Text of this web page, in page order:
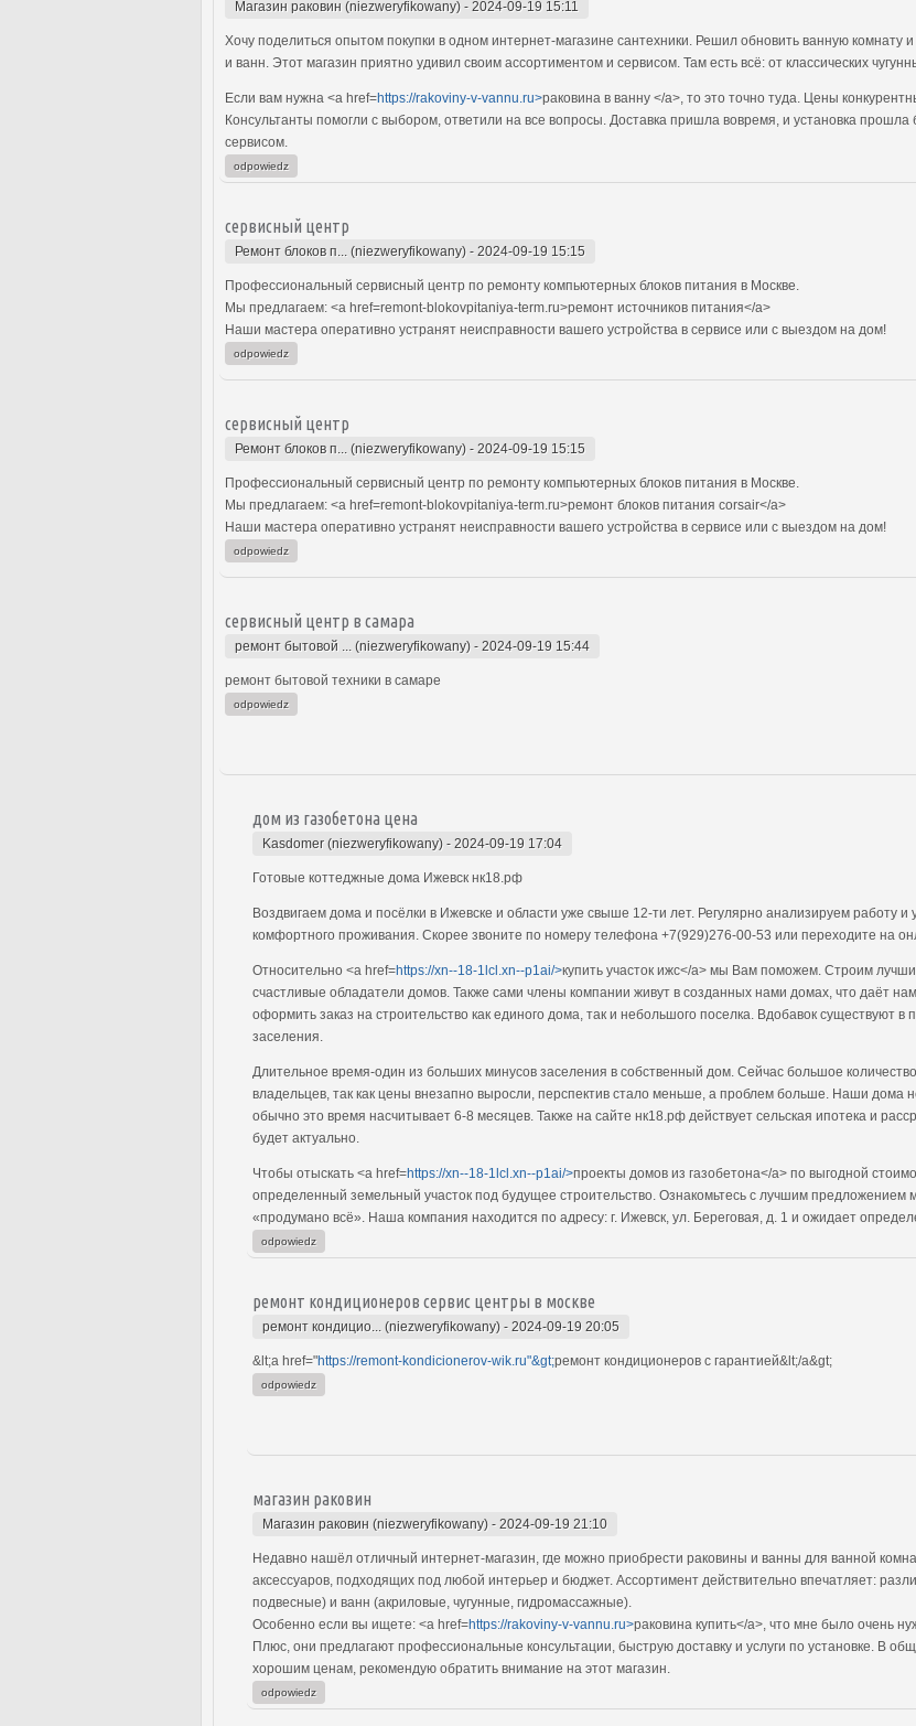
Магазин раковин (niezweryfikowany) - 2024-09-19 15:11
Хочу поделиться опытом покупки в одном интернет-магазине сантехники. Решил обновить ванную комнату
и ванн. Этот магазин приятно удивил своим ассортиментом и сервисом. Там есть всё: от классических
Если вам нужна <a href=https://rakoviny-v-vannu.ru>раковина в ванну </a>, то это точно туда. Цены
Консультанты помогли с выбором, ответили на все вопросы. Доставка пришла вовремя, и установка
сервисом.
odpowiedz
сервисный центр
Ремонт блоков п... (niezweryfikowany) - 2024-09-19 15:15
Профессиональный сервисный центр по ремонту компьютерных блоков питания в Москве.
Мы предлагаем: <a href=remont-blokovpitaniya-term.ru>ремонт источников питания</a>
Наши мастера оперативно устранят неисправности вашего устройства в сервисе или с выездом на дом!
odpowiedz
сервисный центр
Ремонт блоков п... (niezweryfikowany) - 2024-09-19 15:15
Профессиональный сервисный центр по ремонту компьютерных блоков питания в Москве.
Мы предлагаем: <a href=remont-blokovpitaniya-term.ru>ремонт блоков питания corsair</a>
Наши мастера оперативно устранят неисправности вашего устройства в сервисе или с выездом на дом!
odpowiedz
сервисный центр в самара
ремонт бытовой ... (niezweryfikowany) - 2024-09-19 15:44
ремонт бытовой техники в самаре
odpowiedz
дом из газобетона цена
Kasdomer (niezweryfikowany) - 2024-09-19 17:04
Готовые коттеджные дома Ижевск нк18.рф
Воздвигаем дома и посёлки в Ижевске и области уже свыше 12-ти лет. Регулярно анализируем работу
комфортного проживания. Скорее звоните по номеру телефона +7(929)276-00-53 или переходите на
Относительно <a href=https://xn--18-1lcl.xn--p1ai/>купить участок ижс</a> мы Вам поможем. Строим
счастливые обладатели домов. Также сами члены компании живут в созданных нами домах, что даёт
оформить заказ на строительство как единого дома, так и небольшого поселка. Вдобавок существуют
заселения.
Длительное время-один из больших минусов заселения в собственный дом. Сейчас большое
владельцев, так как цены внезапно выросли, перспектив стало меньше, а проблем больше. Наши дома
обычно это время насчитывает 6-8 месяцев. Также на сайте нк18.рф действует сельская ипотека и
будет актуально.
Чтобы отыскать <a href=https://xn--18-1lcl.xn--p1ai/>проекты домов из газобетона</a> по выгодной
определенный земельный участок под будущее строительство. Ознакомьтесь с лучшим предложением
«продумано всё». Наша компания находится по адресу: г. Ижевск, ул. Береговая, д. 1 и ожидает
odpowiedz
ремонт кондиционеров сервис центры в москве
ремонт кондицио... (niezweryfikowany) - 2024-09-19 20:05
&lt;a href="https://remont-kondicionerov-wik.ru"&gt;ремонт кондиционеров с гарантией&lt;/a&gt;
odpowiedz
магазин раковин
Магазин раковин (niezweryfikowany) - 2024-09-19 21:10
Недавно нашёл отличный интернет-магазин, где можно приобрести раковины и ванны для ванной
аксессуаров, подходящих под любой интерьер и бюджет. Ассортимент действительно впечатляет:
подвесные) и ванн (акриловые, чугунные, гидромассажные).
Особенно если вы ищете: <a href=https://rakoviny-v-vannu.ru>раковина купить</a>, что мне было очень
Плюс, они предлагают профессиональные консультации, быструю доставку и услуги по установке. В
хорошим ценам, рекомендую обратить внимание на этот магазин.
odpowiedz